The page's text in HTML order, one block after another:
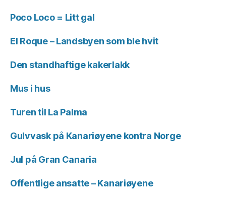
Poco Loco = Litt gal
El Roque – Landsbyen som ble hvit
Den standhaftige kakerlakk
Mus i hus
Turen til La Palma
Gulvvask på Kanariøyene kontra Norge
Jul på Gran Canaria
Offentlige ansatte – Kanariøyene